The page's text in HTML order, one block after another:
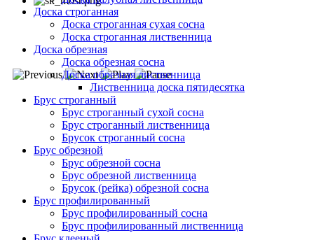
Доска строганная
Доска строганная сухая сосна
Доска строганная лиственница
Доска обрезная
Доска обрезная сосна
Доска обрезная лиственница
Лиственница доска пятидесятка
Брус строганный
Брус строганный сухой сосна
Брус строганный лиственница
Брусок строганный сосна
Брус обрезной
Брус обрезной сосна
Брус обрезной лиственница
Брусок (рейка) обрезной сосна
Брус профилированный
Брус профилированный сосна
Брус профилированный лиственница